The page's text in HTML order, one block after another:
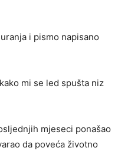
i pismo napisano
mi se led spušta niz
mjeseci ponašao
da poveća životno